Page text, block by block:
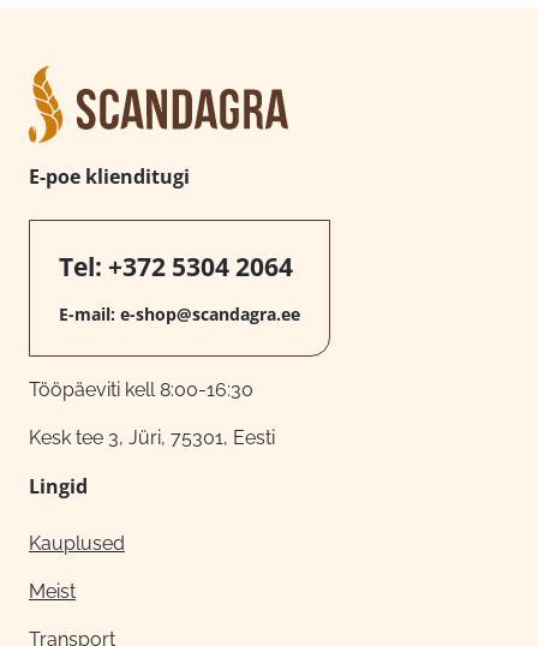
E-poe klienditugi
Tel: +372 5304 2064
E-mail: e-shop@scandagra.ee
Tööpäeviti kell 8:00-16:30
Kesk tee 3, Jüri, 75301, Eesti
Lingid
Kauplused
Meist
Transport